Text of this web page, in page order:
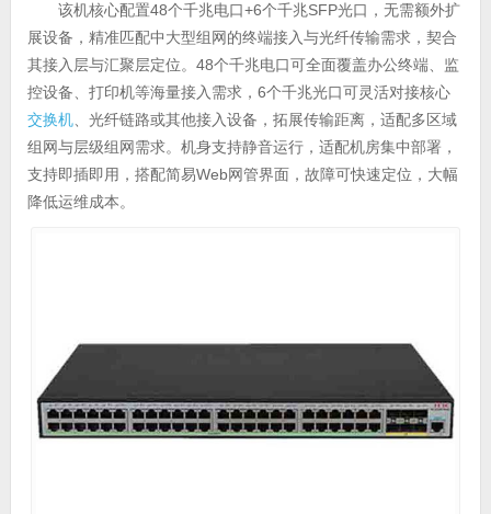
该机核心配置48个千兆电口+6个千兆SFP光口，无需额外扩
展设备，精准匹配中大型组网的终端接入与光纤传输需求，契合
其接入层与汇聚层定位。48个千兆电口可全面覆盖办公终端、监
控设备、打印机等海量接入需求，6个千兆光口可灵活对接核心
交换机、光纤链路或其他接入设备，拓展传输距离，适配多区域
组网与层级组网需求。机身支持静音运行，适配机房集中部署，
支持即插即用，搭配简易Web网管界面，故障可快速定位，大幅
降低运维成本。